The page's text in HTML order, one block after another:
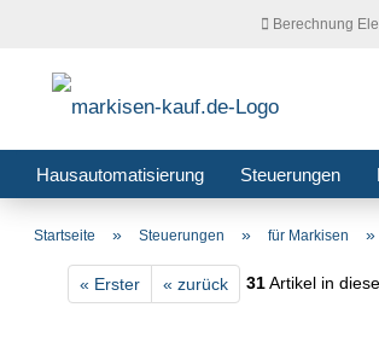
Berechnung
Hausautomatisierung Steuerungen
Startseite » Steuerungen » für Markisen »
« Erster « zurück 31Artikel in